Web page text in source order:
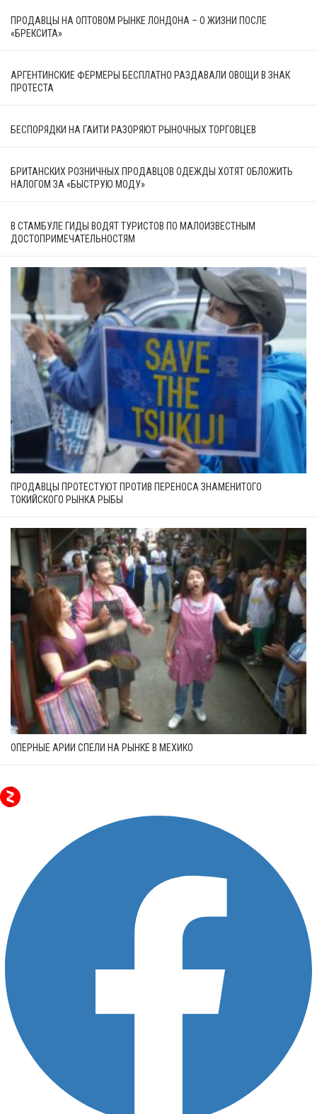
ПРОДАВЦЫ НА ОПТОВОМ РЫНКЕ ЛОНДОНА – О ЖИЗНИ ПОСЛЕ
«БРЕКСИТА»
АРГЕНТИНСКИЕ ФЕРМЕРЫ БЕСПЛАТНО РАЗДАВАЛИ ОВОЩИ В ЗНАК
ПРОТЕСТА
БЕСПОРЯДКИ НА ГАИТИ РАЗОРЯЮТ РЫНОЧНЫХ ТОРГОВЦЕВ
БРИТАНСКИХ РОЗНИЧНЫХ ПРОДАВЦОВ ОДЕЖДЫ ХОТЯТ ОБЛОЖИТЬ
НАЛОГОМ ЗА «БЫСТРУЮ МОДУ»
В СТАМБУЛЕ ГИДЫ ВОДЯТ ТУРИСТОВ ПО МАЛОИЗВЕСТНЫМ
ДОСТОПРИМЕЧАТЕЛЬНОСТЯМ
ПРОДАВЦЫ ПРОТЕСТУЮТ ПРОТИВ ПЕРЕНОСА ЗНАМЕНИТОГО
ТОКИЙСКОГО РЫНКА РЫБЫ
ОПЕРНЫЕ АРИИ СПЕЛИ НА РЫНКЕ В МЕХИКО